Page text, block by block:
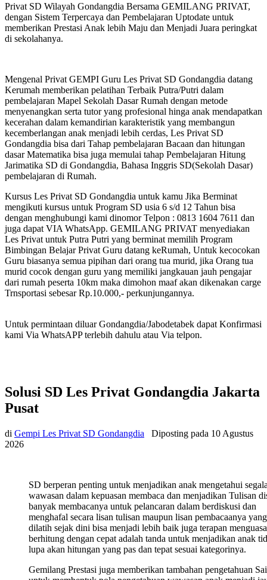
Privat SD Wilayah Gondangdia Bersama GEMILANG PRIVAT,
dengan Sistem Terpercaya dan Pembelajaran Uptodate untuk
memberikan Prestasi Anak lebih Maju dan Menjadi Juara peringkat
di sekolahanya.
Mengenal Privat GEMPI Guru Les Privat SD Gondangdia datang
Kerumah memberikan pelatihan Terbaik Putra/Putri dalam
pembelajaran Mapel Sekolah Dasar Rumah dengan metode
menyenangkan serta tutor yang profesional hinga anak mendapatkan
kecerahan dalam kemandirian karakteristik yang membangun
kecemberlangan anak menjadi lebih cerdas, Les Privat SD
Gondangdia bisa dari Tahap pembelajaran Bacaan dan hitungan
dasar Matematika bisa juga memulai tahap Pembelajaran Hitung
Jarimatika SD di Gondangdia, Bahasa Inggris SD(Sekolah Dasar)
pembelajaran di Rumah.
Kursus Les Privat SD Gondangdia untuk kamu Jika Berminat
mengikuti kursus untuk Program SD usia 6 s/d 12 Tahun bisa
dengan menghubungi kami dinomor Telpon : 0813 1604 7611 dan
juga dapat VIA WhatsApp. GEMILANG PRIVAT menyediakan
Les Privat untuk Putra Putri yang berminat memilih Program
Bimbingan Belajar Privat Guru datang keRumah, Untuk kecocokan
Guru biasanya semua pipihan dari orang tua murid, jika Orang tua
murid cocok dengan guru yang memiliki jangkauan jauh pengajar
dari rumah peserta 10km maka dimohon maaf akan dikenakan carge
Trnsportasi sebesar Rp.10.000,- perkunjungannya.
Untuk permintaan diluar Gondangdia/Jabodetabek dapat Konfirmasi
kami Via WhatsAPP terlebih dahulu atau Via telpon.
Solusi SD Les Privat Gondangdia Jakarta
Pusat
di Gempi Les Privat SD Gondangdia Diposting pada 10 Agustus
2026
SD berperan penting untuk menjadikan anak mengetahui
wawasan dalam kepuasan membaca dan menjadikan Tulisan
banyak membacanya untuk pelancaran dalam berdiskusi dan
menghafal secara lisan tulisan maupun lisan pembacaanya yang
dilatih sejak dini bisa menjadi lebih baik juga terapan
berhitung dengan cepat adalah tanda untuk menjadikan anak
lupa akan hitungan yang pas dan tepat sesuai kategorinya.
Gemilang Prestasi juga memberikan tambahan pengetahuan